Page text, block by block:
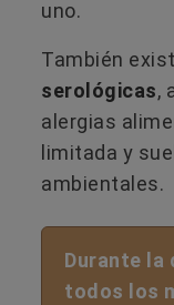
uno.
También
serológicas,
alergias
limitada y
ambientales.
Durante la
todos los